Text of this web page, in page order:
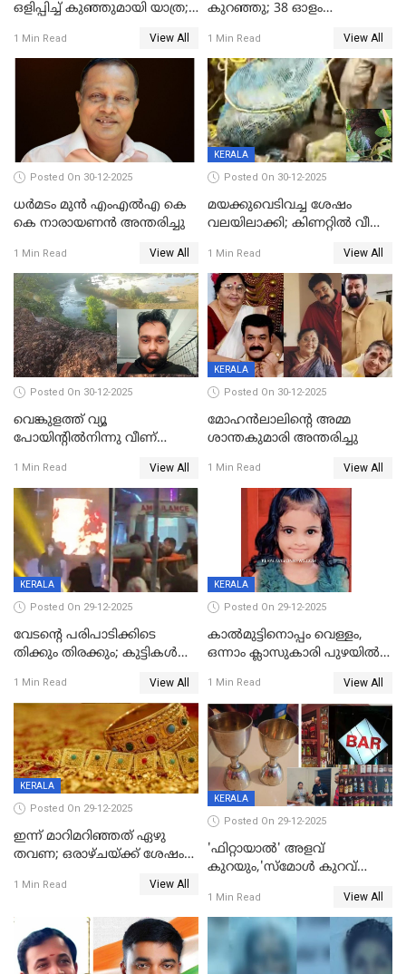
ഒളിപ്പിച്ച് കുഞ്ഞുമായി യാത്ര;
പിടികൂടി പൊലീസ്
1 Min Read View All
കുറഞ്ഞു; 38 ഓളം
സെന്ററിലെ അധ്യാപകന്‍
മർദിച്ചതായി പരാതി
1 Min Read View All
Posted On 30-12-2025
ധർമടം മുൻ എംഎല്‍എ കെ
കെ നാരായണന്‍ അന്തരിച്ചു
1 Min Read View All
KERALA
Posted On 30-12-2025
മയക്കുവെടിവച്ച ശേഷം
വലയിലാക്കി; കിണറ്റിൽ വീണ
1 Min Read View All
Posted On 30-12-2025
വെങ്കുളത്ത് വ്യൂ
പോയിന്റിൽനിന്നു വീണ്
1 Min Read View All
KERALA
Posted On 30-12-2025
മോഹന്‍ലാലിന്‍റെ അമ്മ
ശാന്തകുമാരി അന്തരിച്ചു
1 Min Read View All
KERALA
Posted On 29-12-2025
വേടന്റെ പരിപാടിക്കിടെ
തിക്കും തിരക്കും; കുട്ടികള്‍
പരിക്ക്; പാളം മറികടന്ന
യുവാവ് ട്രെയിന്‍ തട്ടി മരിച്ചു
1 Min Read View All
KERALA
Posted On 29-12-2025
കാൽമുട്ടിനൊപ്പം വെള്ളം,
ഒന്നാം ക്ലാസുകാരി പുഴയിൽ
കുട്ടികൾക്കൊപ്പം
കളിക്കുന്നതിനിടെ
1 Min Read View All
KERALA
Posted On 29-12-2025
ഇന്ന് മാറിമറിഞ്ഞത് ഏഴു
തവണ; ഒരാഴ്ചയ്ക്ക് ശേഷം
1 Min Read View All
KERALA
Posted On 29-12-2025
'ഫിറ്റായാൽ' അളവ്
കുറയും,'സ്‌മോൾ കുറവ്
പിഴ
1 Min Read View All